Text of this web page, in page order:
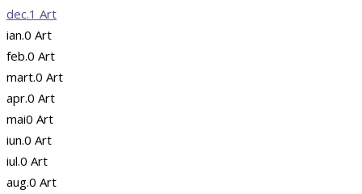
dec.1 Art
ian.0 Art
feb.0 Art
mart.0 Art
apr.0 Art
mai0 Art
iun.0 Art
iul.0 Art
aug.0 Art